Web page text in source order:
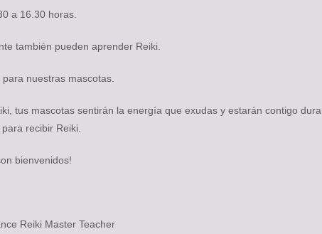
a 16.30 horas.
también pueden aprender Reiki.
nuestras mascotas.
tus mascotas sentirán la energía que exudas y estarán contigo
recibir Reiki.
bienvenidos!
Reiki Master Teacher